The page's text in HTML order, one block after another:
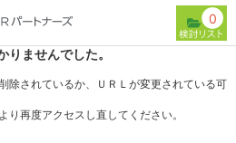
0
ませんでした。
除されているか、ＵＲＬが変更されている可
り再度アクセスし直してください。